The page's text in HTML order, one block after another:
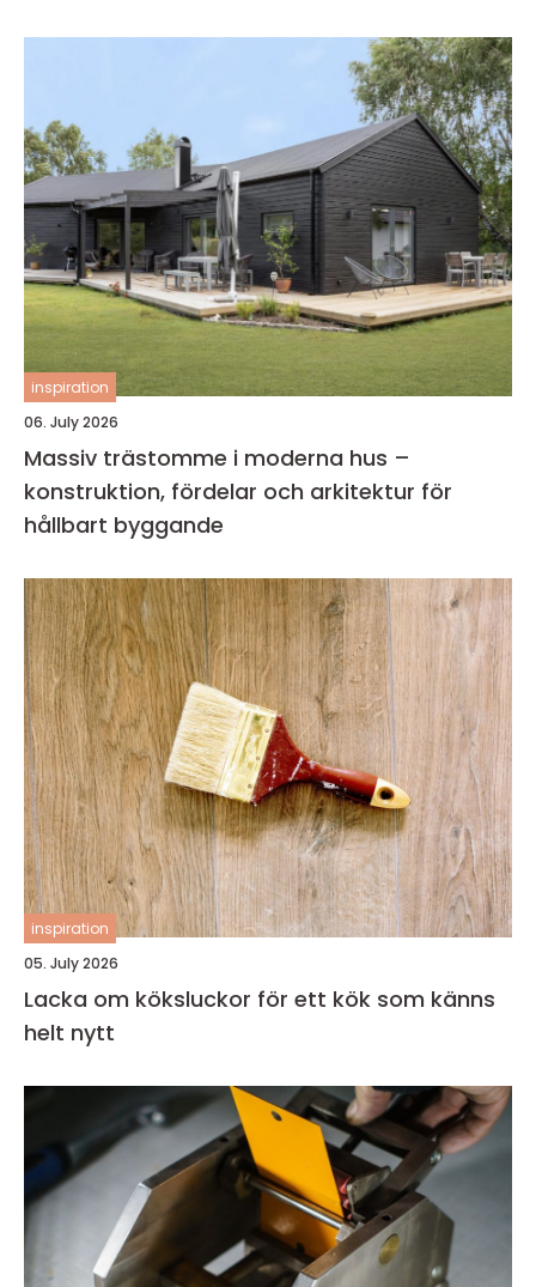
inspiration
06. July 2026
Massiv trästomme i moderna hus –
konstruktion, fördelar och arkitektur för
hållbart byggande
inspiration
05. July 2026
Lacka om köksluckor för ett kök som känns
helt nytt